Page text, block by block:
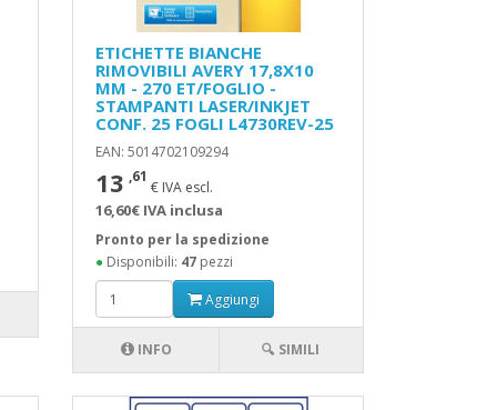
ETICHETTE BIANCHE
RIMOVIBILI AVERY 17,8X10
MM - 270 ET/FOGLIO -
STAMPANTI LASER/INKJET
CONF. 25 FOGLI L4730REV-25
EAN: 5014702109294
13 ,61
€ IVA escl.
16,60€ IVA inclusa
Pronto per la spedizione
● Disponibili: 47 pezzi
Aggiungi
INFO 🔍 SIMILI